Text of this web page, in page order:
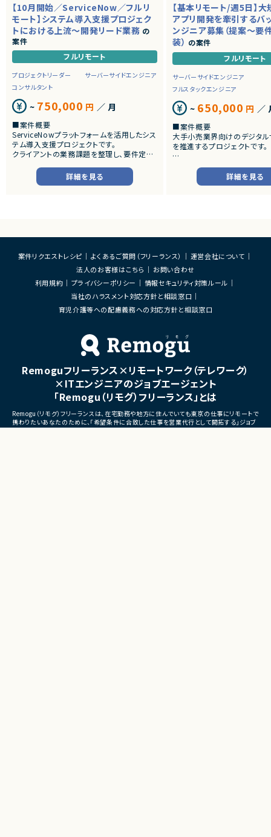
【10月開始／ServiceNow／フルリ
モート】システム導入支援プロジェク
トにおける上流～開発リード業務 の
案件
フルリモート
プロジェクトリーダー
サーバーサイドエンジニア
コンサルタント
~ 750,000 円 ／ 月
■案件概要
ServiceNowプラットフォームを活用したシス
テム導入支援プロジェクトです。
クライアントの業務課題を整理し、要件定義
だきます。
・詳細設計書、テスト仕様書等のドキュメント
作成
・成果物レビューおよび品質管理
・開発メンバーへの技術支援、進捗管理
・少人数体制でのプロジェクト推進
プロジェクト拡大に伴う増員募集
詳細を見る
【基本リモート/週5日】
アプリ開発を牽引するバ
ンジニア募集（提案～要
装） の案件
フルリモート
サーバーサイドエンジニア
フルスタックエンジニア
~ 650,000 円 ／
■案件概要
大手小売業界向けのデジタ
を推進するプロジェクトです。
■プロダクトやサービスの概
・店舗向けスマホアプリおよ
システムの継続的なエンハ
・要件整理および要件定義支
・バックエンドシステムの設計
・コードレビューの実施
・リリース対応および品質向
・技術課題に対する検討、提
・ステークホルダーとの調整
ケーション
・サービスの継続的な機能拡
募集
■担当工程
・要件定義
・基本設計
・詳細設計
・テスト
・リリース対応
詳細を見る
案件リクエストレシピ よくあるご質問（フリーランス）
運営会社について
法人のお客様はこちら
お問い合わせ
利用規約
プライバシーポリシー
情報セキュリティ対策ルール
当社のハラスメント対応方針と相談窓口
育児介護等への配慮義務への対応方針と相談窓口
Remoguフリーランス×リモートワーク（テレワーク）
×ITエンジニアのジョブエージェント
「Remogu（リモグ）フリーランス」とは
Remogu（リモグ）フリーランスは、在宅勤務や地方に住んでいても東京の仕事にリモートで
携わりたいあなたのために、「希望条件に合致した仕事を営業代行として開拓する」ジョブ
エージェントです。